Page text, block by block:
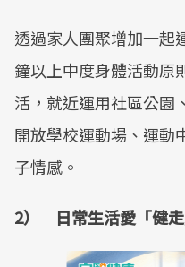
透過家人團聚增加一起
鐘以上中度身體活動原
活，就近運用社區公園
開放學校運動場、運動
子情感。
2） 日常生活愛「健走